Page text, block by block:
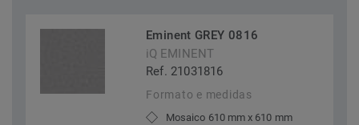
Eminent GREY 0816
iQ EMINENT
Ref. 21031816
Formato e medidas
Mosaico 610 mm x 610 mm